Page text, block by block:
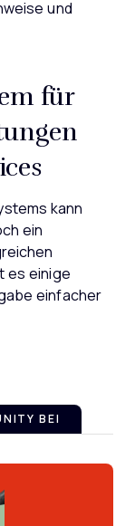
und
für
kann
ein
es einige
einfacher
BEI